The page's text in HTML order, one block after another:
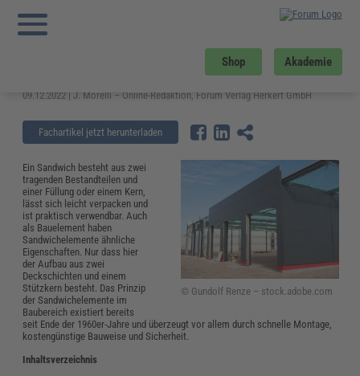
Shop Akademie
Sie sind hier: Bau und Gebäudemanagement»Was
leisten moderne Sandwichelemente?
09.12.2022 | J. Morelli – Online-Redaktion, Forum Verlag Herkert GmbH
Fachartikel jetzt herunterladen
© Gundolf Renze – stock.adobe.com
Ein Sandwich besteht aus zwei
tragenden Bestandteilen und
einer Füllung oder einem Kern,
lässt sich leicht verpacken und
ist praktisch verwendbar. Auch
als Bauelement haben
Sandwichelemente ähnliche
Eigenschaften. Nur dass hier
der Aufbau aus zwei
Deckschichten und einem
Stützkern besteht. Das Prinzip
der Sandwichelemente im
Baubereich existiert bereits
seit Ende der 1960er-Jahre und überzeugt vor allem durch schnelle Montage,
kostengünstige Bauweise und Sicherheit.
Inhaltsverzeichnis